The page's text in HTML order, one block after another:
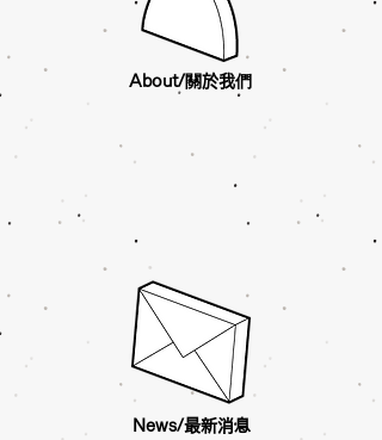
About/關於我們
News/最新消息